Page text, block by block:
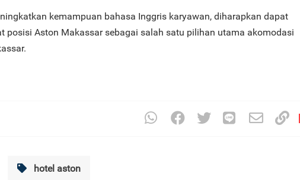
kemampuan bahasa Inggris karyawan, diharapkan dapat
posisi Aston Makassar sebagai salah satu pilihan utama akomodasi
hotel aston